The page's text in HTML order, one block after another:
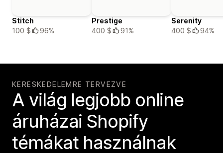
Stitch
100 $
96%
Prestige
400 $
91%
Serenity
400 $
94%
KERESKEDELEMRE TERVEZVE
A világ legjobb online
áruházai Shopify
témákat használnak